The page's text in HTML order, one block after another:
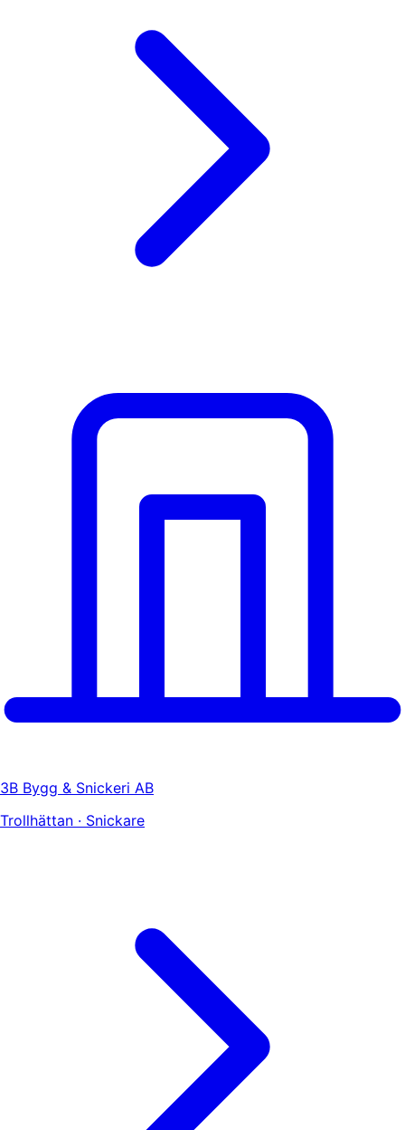
3B Bygg & Snickeri AB
Trollhättan · Snickare